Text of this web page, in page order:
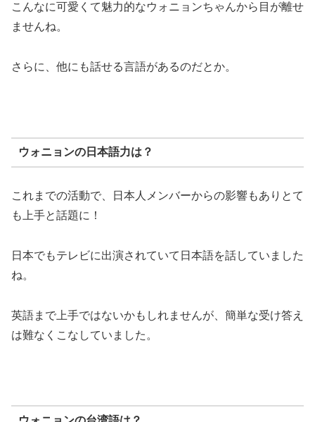
こんなに可愛くて魅力的なウォニョンちゃんから目が離せ
ませんね。
さらに、他にも話せる言語があるのだとか。
ウォニョンの日本語力は？
これまでの活動で、日本人メンバーからの影響もありとて
も上手と話題に！
日本でもテレビに出演されていて日本語を話していました
ね。
英語まで上手ではないかもしれませんが、簡単な受け答え
は難なくこなしていました。